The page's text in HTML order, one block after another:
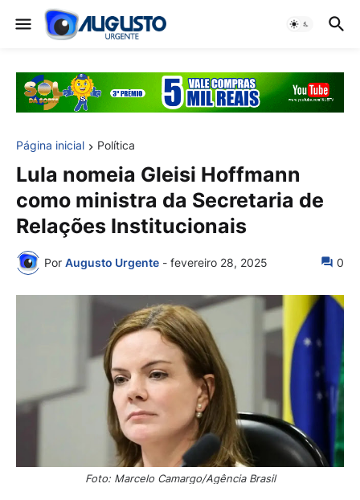
Página inicial Política
Lula nomeia Gleisi Hoffmann
como ministra da Secretaria de
Relações Institucionais
Por Augusto Urgente - fevereiro 28, 2025 0
Foto: Marcelo Camargo/Agência Brasil